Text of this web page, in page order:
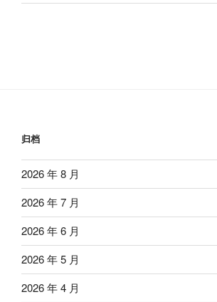
归档
2026 年 8 月
2026 年 7 月
2026 年 6 月
2026 年 5 月
2026 年 4 月